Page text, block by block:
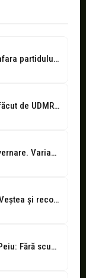
PNL: Adrian Veștea s-a plasat „în afara partidului” prin ignorarea deciziilor Biroului...
Adrian Veștea, reacție la anunțul făcut de UDMR: Interesul este să avem...
Fritz: USR trebuie să rămână la guvernare. Varianta realistă este un guvern...
UDMR refuză intrarea în Guvernul Veștea și recomandă parlamentarilor să nu voteze...
AUR nu votează guvernul Veștea. Peiu: Fără scuze publice, fără negocieri